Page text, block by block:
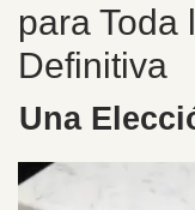
para Toda
Definitiva
Una